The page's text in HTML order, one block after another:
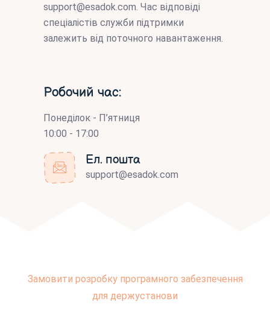
support@esadok.com . Час відповіді
спеціалістів служби підтримки
залежить від поточного навантаження.
Робочий час:
Понеділок - П’ятниця
10:00 - 17:00
Ел. пошта
support@esadok.com
Замовити розробку програмного забезпечення
для держустанови